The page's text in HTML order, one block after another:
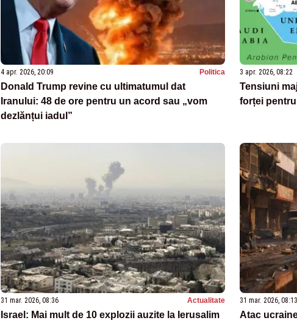
4 apr. 2026, 20:09 Politica
Donald Trump revine cu ultimatumul dat
Iranului: 48 de ore pentru un acord sau „vom
dezlănțui iadul”
3 apr. 2026, 08:22
Tensiuni
forței
31 mar. 2026, 08:36 Actualitate
Israel: Mai mult de 10 explozii auzite la Ierusalim
31 mar. 2026, 08:13
Atac